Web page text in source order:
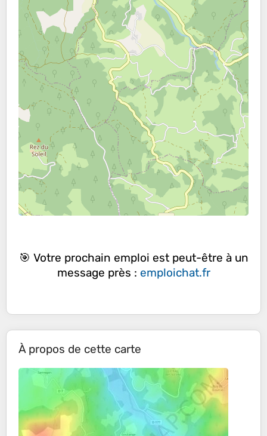
🎯 Votre prochain emploi est peut-être à un
message près : emploichat.fr
À propos de cette carte